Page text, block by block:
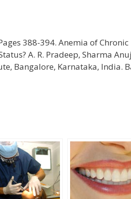
388-394. Anemia of
A. R. Pradeep, Sharma
Bangalore, Karnataka, India.